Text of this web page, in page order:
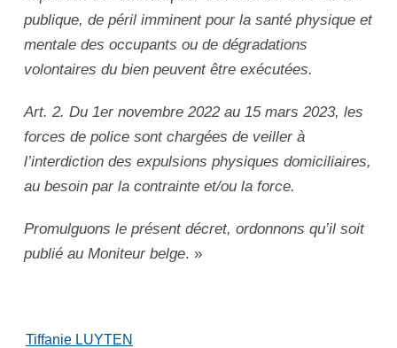
publique, de péril imminent pour la santé physique et
mentale des occupants ou de dégradations
volontaires du bien peuvent être exécutées.
Art. 2. Du 1er novembre 2022 au 15 mars 2023, les
forces de police sont chargées de veiller à
l’interdiction des expulsions physiques domiciliaires,
au besoin par la contrainte et/ou la force.
Promulguons le présent décret, ordonnons qu’il soit
publié au Moniteur belge. »
Tiffanie LUYTEN